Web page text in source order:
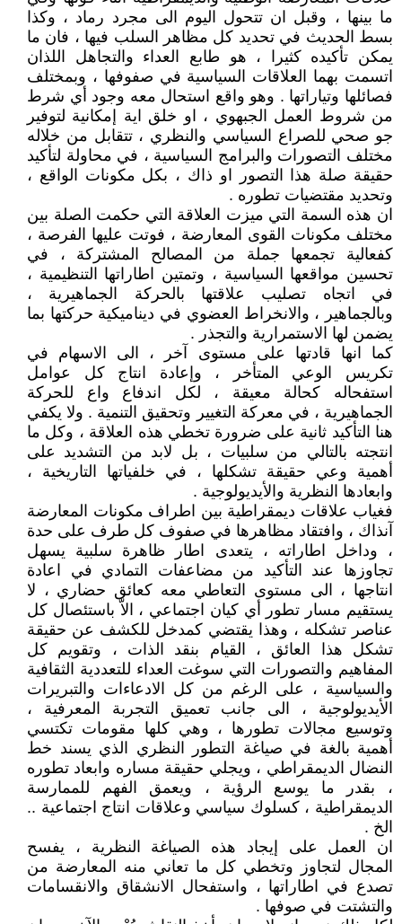
ما بينها ، وقبل ان تتحول اليوم الى مجرد رماد ، وكذا
بسط الحديث في تحديد كل مظاهر السلب فيها ، فان ما
يمكن تأكيده كثيرا ، هو طابع العداء والتجاهل اللذان
اتسمت بهما العلاقات السياسية في صفوفها ، وبمختلف
فصائلها وتياراتها . وهو واقع استحال معه وجود أي شرط
من شروط العمل الجبهوي ، او خلق اية إمكانية لتوفير
جو صحي للصراع السياسي والنظري ، تتقابل من خلاله
مختلف التصورات والبرامج السياسية ، في محاولة لتأكيد
حقيقة صلة هذا التصور او ذاك ، بكل مكونات الواقع ،
وتحديد مقتضيات تطوره .
ان هذه السمة التي ميزت العلاقة التي حكمت الصلة بين
مختلف مكونات القوى المعارضة ، فوتت عليها الفرصة ،
كفعالية تجمعها جملة من المصالح المشتركة ، في
تحسين مواقعها السياسية ، وتمتين اطاراتها التنظيمية ،
في اتجاه تصليب علاقتها بالحركة الجماهيرية ،
وبالجماهير ، والانخراط العضوي في ديناميكية حركتها بما
يضمن لها الاستمرارية والتجذر .
كما انها قادتها على مستوى آخر ، الى الاسهام في
تكريس الوعي المتأخر ، وإعادة انتاج كل عوامل
استفحاله كحالة معيقة ، لكل اندفاع واع للحركة
الجماهيرية ، في معركة التغيير وتحقيق التنمية . ولا يكفي
هنا التأكيد ثانية على ضرورة تخطي هذه العلاقة ، وكل ما
انتجته بالتالي من سلبيات ، بل لابد من التشديد على
أهمية وعي حقيقة تشكلها ، في خلفياتها التاريخية ،
وابعادها النظرية والأيديولوجية .
فغياب علاقات ديمقراطية بين اطراف مكونات المعارضة
آنذاك ، وافتقاد مظاهرها في صفوف كل طرف على حدة
، وداخل اطاراته ، يتعدى اطار ظاهرة سلبية يسهل
تجاوزها عند التأكيد من مضاعفات التمادي في اعادة
انتاجها ، الى مستوى التعاطي معه كعائق حضاري ، لا
يستقيم مسار تطور أي كيان اجتماعي ، الاّ باستئصال كل
عناصر تشكله ، وهذا يقتضي كمدخل للكشف عن حقيقة
تشكل هذا العائق ، القيام بنقد الذات ، وتقويم كل
المفاهيم والتصورات التي سوغت العداء للتعددية الثقافية
والسياسية ، على الرغم من كل الادعاءات والتبريرات
الأيديولوجية ، الى جانب تعميق التجربة المعرفية ،
وتوسيع مجالات تطورها ، وهي كلها مقومات تكتسي
أهمية بالغة في صياغة التطور النظري الذي يسند خط
النضال الديمقراطي ، ويجلي حقيقة مساره وابعاد تطوره
، بقدر ما يوسع الرؤية ، ويعمق الفهم للممارسة
الديمقراطية ، كسلوك سياسي وعلاقات انتاج اجتماعية ..
الخ .
ان العمل على إيجاد هذه الصياغة النظرية ، يفسح
المجال لتجاوز وتخطي كل ما تعاني منه المعارضة من
تصدع في اطاراتها ، واستفحال الانشقاق والانقسامات
والتشتت في صوفها .